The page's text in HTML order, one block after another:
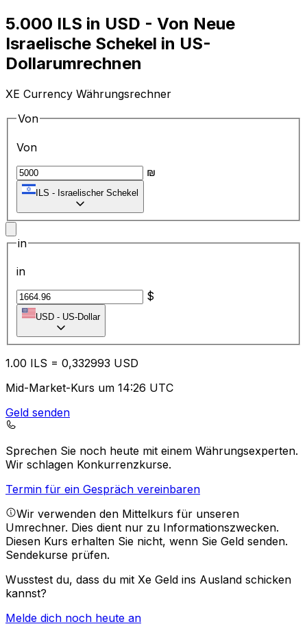
5.000 ILS in USD - Von Neue
Israelische Schekel in US-
Dollarumrechnen
XE Currency Währungsrechner
Von
Von
₪
ILS - Israelischer Schekel
in
in
$
USD - US-Dollar
1.00 ILS = 0,332993 USD
Mid-Market-Kurs um 14:26 UTC
Geld senden
Sprechen Sie noch heute mit einem Währungsexperten.
Wir schlagen Konkurrenzkurse.
Termin für ein Gespräch vereinbaren
Wir verwenden den Mittelkurs für unseren
Umrechner. Dies dient nur zu Informationszwecken.
Diesen Kurs erhalten Sie nicht, wenn Sie Geld senden.
Sendekurse prüfen.
Wusstest du, dass du mit Xe Geld ins Ausland schicken
kannst?
Melde dich noch heute an